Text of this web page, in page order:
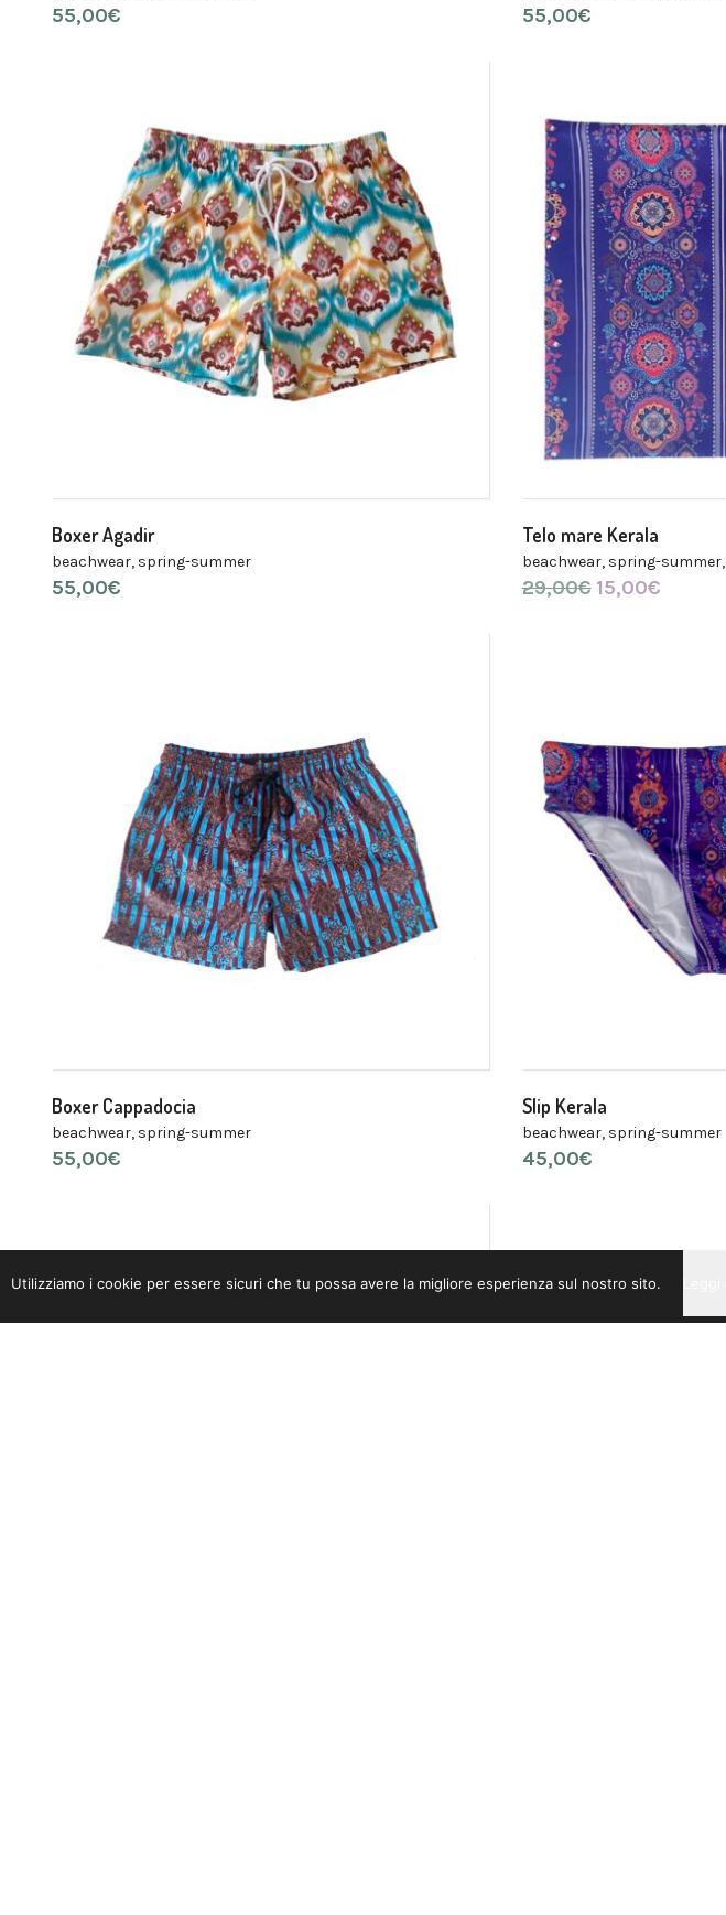
55,00€ 55,00€
Boxer Agadir
beachwear, spring-summer
55,00€
Telo mare Kerala
beachwear, spring-summer,
29,00€ Il15,00€Il
Boxer Cappadocia
beachwear, spring-summer
55,00€
Slip Kerala
beachwear, spring-summer
45,00€
Utilizziamo i cookie per essere sicuri che tu possa avere la migliore esperienza sul nostro sito.